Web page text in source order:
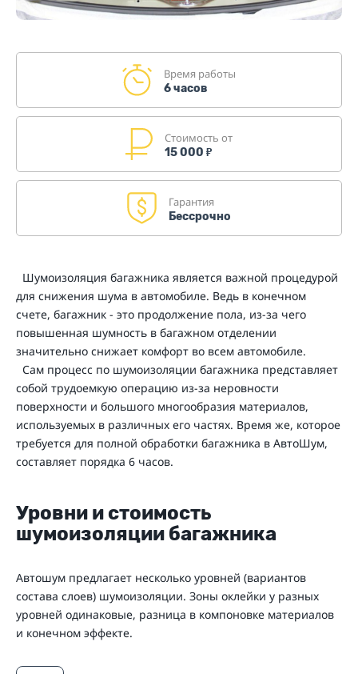
Время работы
6 часов
Стоимость от
15 000 ₽
Гарантия
Бессрочно
Шумоизоляция багажника является важной процедурой
для снижения шума в автомобиле. Ведь в конечном
счете, багажник - это продолжение пола, из-за чего
повышенная шумность в багажном отделении
значительно снижает комфорт во всем автомобиле.
Сам процесс по шумоизоляции багажника представляет
собой трудоемкую операцию из-за неровности
поверхности и большого многообразия материалов,
используемых в различных его частях. Время же, которое
требуется для полной обработки багажника в АвтоШум,
составляет порядка 6 часов.
Уровни и стоимость
шумоизоляции багажника
Автошум предлагает несколько уровней (вариантов
состава слоев) шумоизоляции. Зоны оклейки у разных
уровней одинаковые, разница в компоновке материалов
и конечном эффекте.